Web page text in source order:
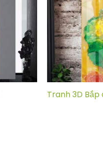
Tranh 3D Bắp